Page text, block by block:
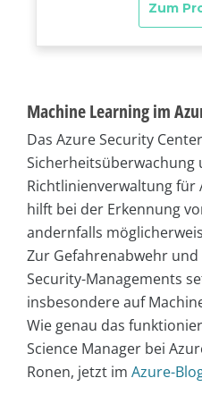
Machine Learning im
Das Azure Security
Sicherheitsüberwachung
Richtlinienverwaltung für
hilft bei der Erkennung
andernfalls
Zur Gefahrenabwehr
Security-Managements
insbesondere auf
Wie genau das
Science Manager bei
Ronen, jetzt im Azure-